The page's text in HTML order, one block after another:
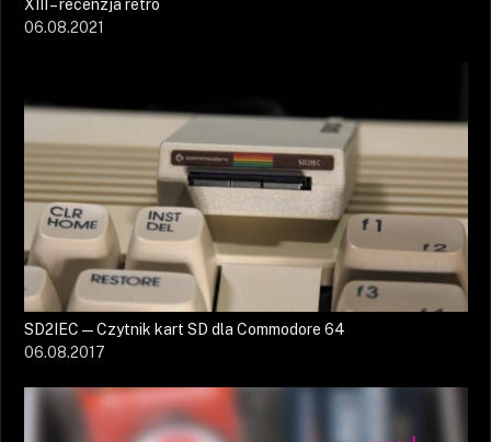
XIII – recenzja retro
06.08.2021
SD2IEC — Czytnik kart SD dla Commodore 64
06.08.2017